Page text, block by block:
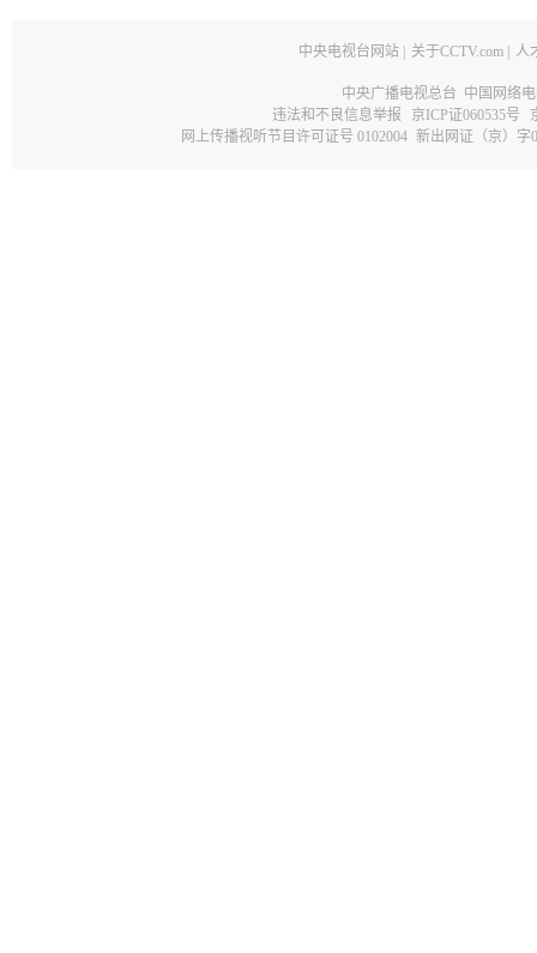
中央电视台网站 关于CCTV.com 人
中央广播电视总台 中国网络
违法和不良信息举报
京ICP证060535号
网上传播视听节目许可证号 0102004 新出网证（京）